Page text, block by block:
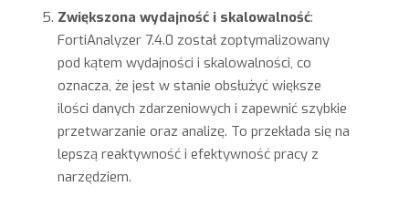
Zwiększona wydajność i skalowalność:
FortiAnalyzer 7.4.0 został zoptymalizowany
pod kątem wydajności i skalowalności, co
oznacza, że jest w stanie obsłużyć większe
ilości danych zdarzeniowych i zapewnić szybkie
przetwarzanie oraz analizę. To przekłada się na
lepszą reaktywność i efektywność pracy z
narzędziem.